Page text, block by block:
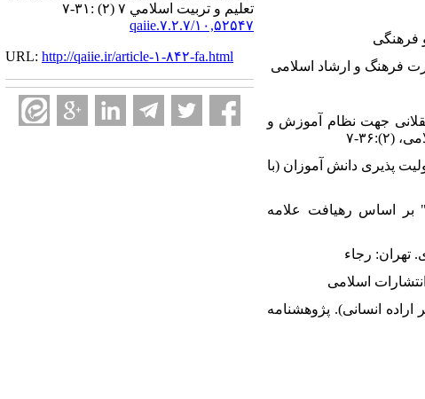
ارائه الگوی نظری تربیت عقلانی جهت نظام آموزش و
۷
با مسئولیت پذیری دانش آموزان (با
قرآنی "شاکله" بر اساس رهیافت علامه
(با تکیه بر اراده انسانی). پژوهشنامه
تعليم و تربيت اسلامي ۷ (۲) :۳۱-۷
۱۰,۵۲۵۴۷/qaiie.۷.۲.۷
URL: http://qaiie.ir/article-۱-۸۴۲-fa.html